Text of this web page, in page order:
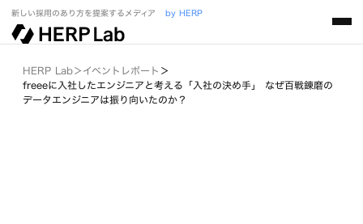
新しい採用のあり方を提案するメディア by HERP
HERP Lab＞イベントレポート ＞
freeeに入社したエンジニアと考える「入社の決め手」 なぜ百戦錬磨の
データエンジニアは振り向いたのか？